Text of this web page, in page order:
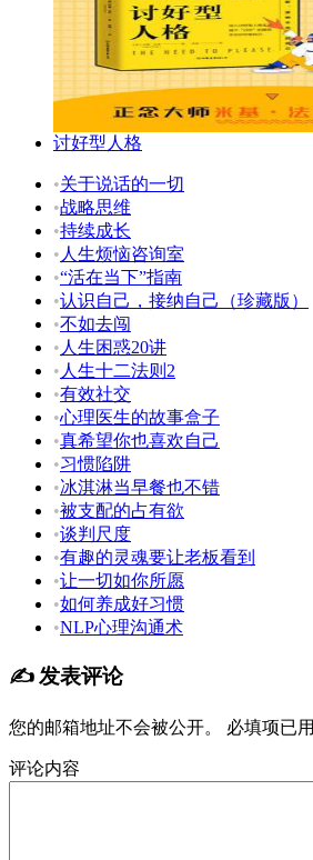
讨好型人格
•关于说话的一切
•战略思维
•持续成长
• 人生烦恼咨询室
•“活在当下”指南
•认识自己，接纳自己（珍藏版）
•不如去闯
• 人生困惑20讲
• 人生十二法则2
•有效社交
•心理医生的故事盒子
•真希望你也喜欢自己
•习惯陷阱
•冰淇淋当早餐也不错
•被支配的占有欲
•谈判尺度
•有趣的灵魂要让老板看到
•让一切如你所愿
•如何养成好习惯
•NLP心理沟通术
✍️ 发表评论
您的邮箱地址不会被公开。 必填项已用
评论内容